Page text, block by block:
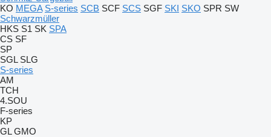
KO MEGA S-series SCB SCF SCS SGF SKI SKO SPR SW
Schwarzmüller
HKS S1 SK SPA
CS SF
SP
SGL SLG
S-series
AM
TCH
4.SOU
F-series
KP
GL GMO